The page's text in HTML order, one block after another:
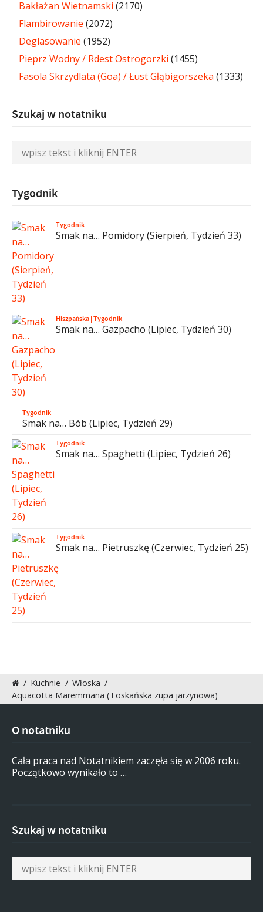
Bakłażan Wietnamski (2170)
Flambirowanie (2072)
Deglasowanie (1952)
Pieprz Wodny / Rdest Ostrogorzki (1455)
Fasola Skrzydlata (Goa) / Łust Głąbigorszeka (1333)
Szukaj w notatniku
Tygodnik
Tygodnik
Smak na… Pomidory (Sierpień, Tydzień 33)
Hiszpańska|Tygodnik
Smak na… Gazpacho (Lipiec, Tydzień 30)
Tygodnik
Smak na… Bób (Lipiec, Tydzień 29)
Tygodnik
Smak na… Spaghetti (Lipiec, Tydzień 26)
Tygodnik
Smak na… Pietruszkę (Czerwiec, Tydzień 25)
/ Kuchnie / Włoska /
Aquacotta Maremmana (Toskańska zupa jarzynowa)
O notatniku
Cała praca nad Notatnikiem zaczęła się w 2006 roku.
Początkowo wynikało to …
Szukaj w notatniku